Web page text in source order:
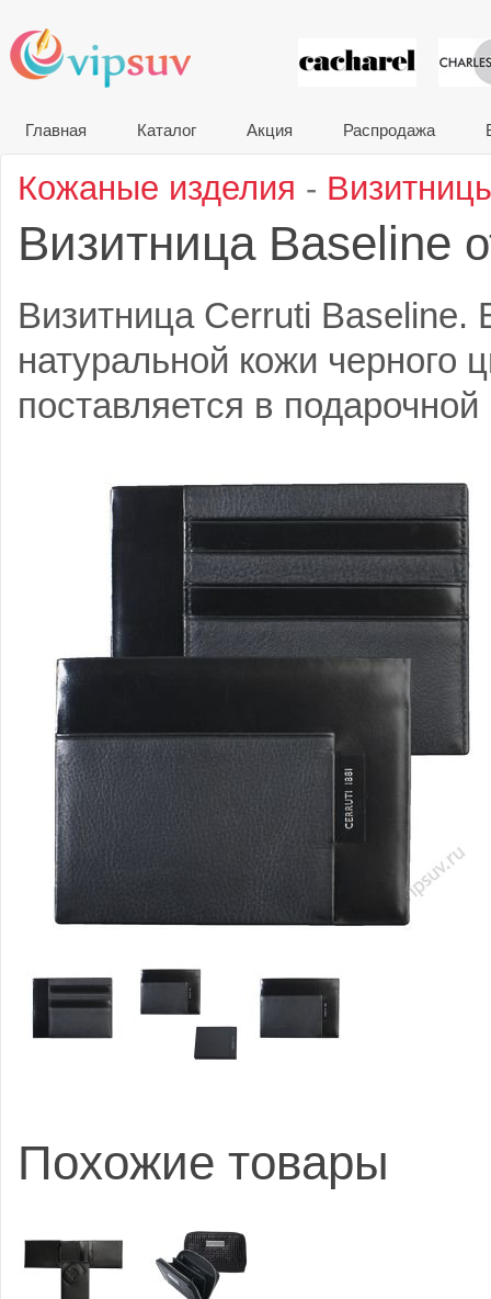
VIP
Главная Каталог Акция Распродажа
Кожаные изделия -
Визитница Baseline
Визитница Cerruti Baseline.
натуральной кожи черного
поставляется в
Похожие товары